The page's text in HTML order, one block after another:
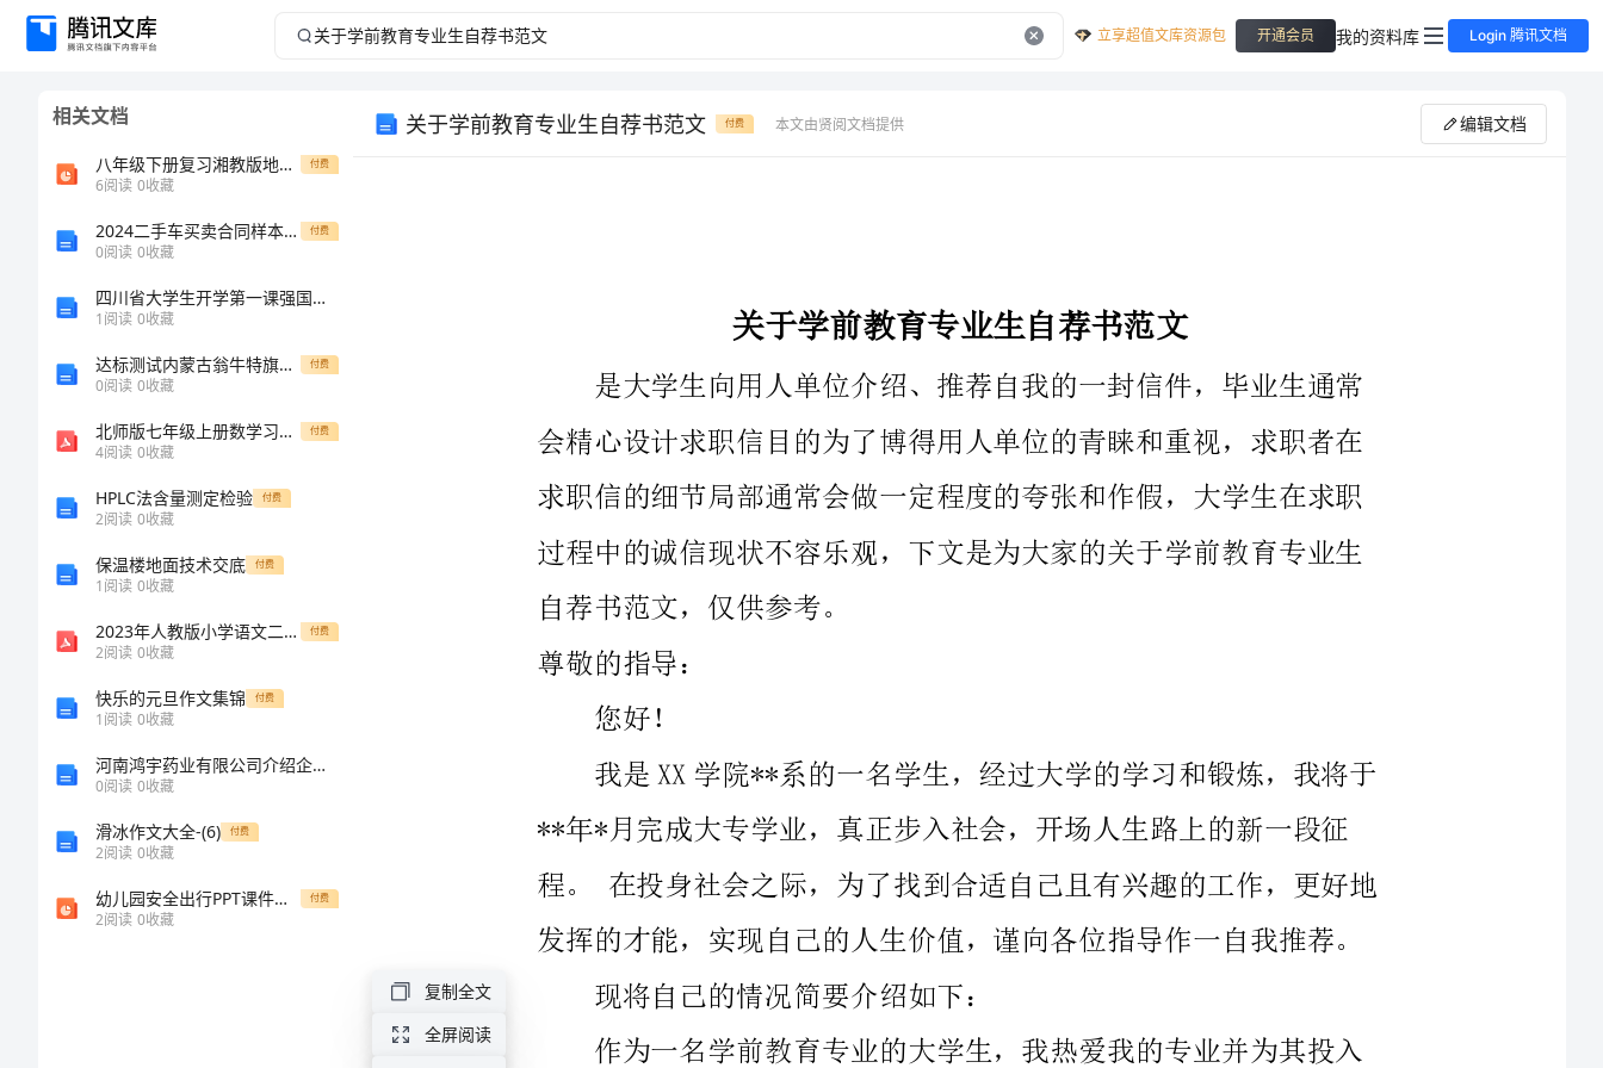
关
立享超值文库资源包 开通会员 我的资料库 Login 腾讯文档
相关文档
八年级下册复习湘教版地理课件 付费
6阅读 0收藏
2024二手车买卖合同样本最新 付费
0阅读 0收藏
四川省大学生开学第一课强国有我新征程作文10篇范文_1
1阅读 0收藏
达标测试内蒙古翁牛特旗乌丹第一中学物理八年级（下册）冲刺练习同步测试试卷 付费
0阅读 0收藏
北师版七年级上册数学习题-3.2代数式 同步练习1 付费
4阅读 0收藏
HPLC法含量测定检验 付费
2阅读 0收藏
保温楼地面技术交底 付费
1阅读 0收藏
2023年人教版小学语文二年级上册第一单元精品讲义1 付费
2阅读 0收藏
快乐的元旦作文集锦 付费
1阅读 0收藏
河南鸿宇药业有限公司介绍企业发展分析报告
0阅读 0收藏
滑冰作文大全-(6) 付费
2阅读 0收藏
幼儿园安全出行PPT课件教案图片交通安全 付费
2阅读 0收藏
关于学前教育专业生自荐书范文 付费 本文由贤阅文档提供 编辑文档
学、幼儿教育心理学、卫生学、幼儿教育研究方法等课程。我正处
能，我不满足与现有的知识程度，期望在理论中得到锻炼和进步，
会精心设计求职信目的为了博得用人单位的青睐和重视，求职者在
求职信的细节局部通常会做一定程度的夸张和作假，大学生在求职
过程中的诚信现状不容乐观，下文是为大家的关于学前教育专业生
尊敬的指导：
现将自己的情况简要介绍如下：
作为一名学前教育专业的大学生，我热爱我的专业并为其投入
复制全文
全屏阅读